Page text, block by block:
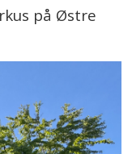
på Østre